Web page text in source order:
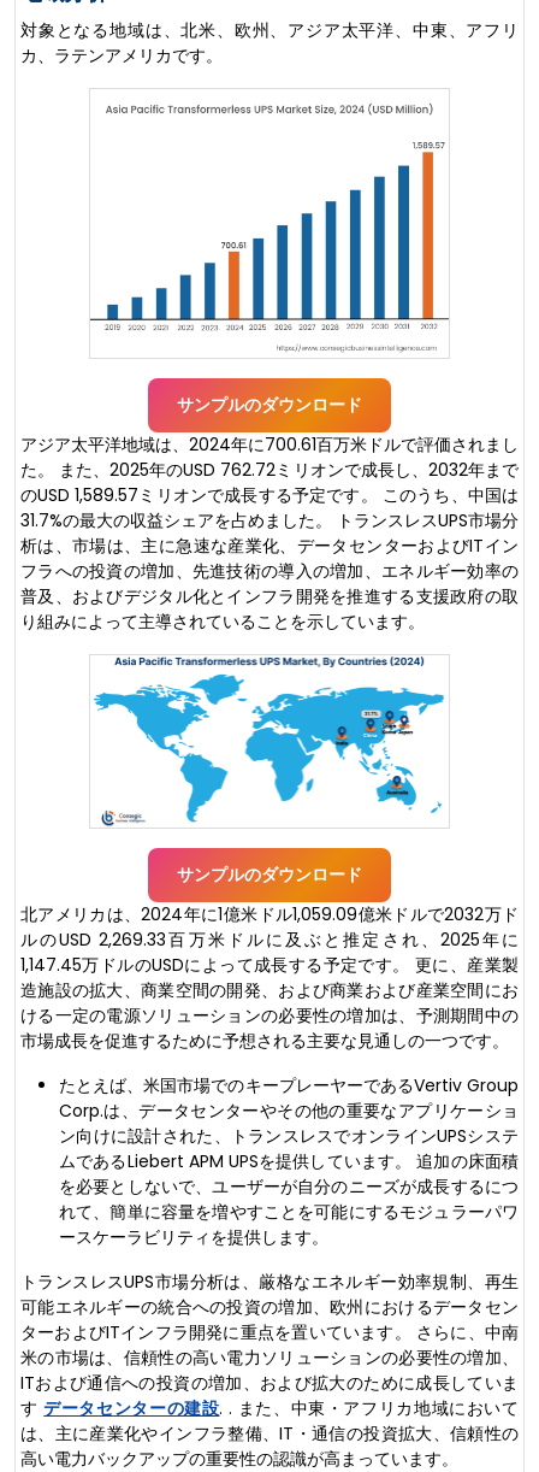
対象となる地域は、北米、欧州、アジア太平洋、中東、アフリ
カ、ラテンアメリカです。
サンプルのダウンロード
アジア太平洋地域は、2024年に700.61百万米ドルで評価されまし
た。 また、2025年のUSD 762.72ミリオンで成長し、2032年まで
のUSD 1,589.57ミリオンで成長する予定です。 このうち、中国は
31.7%の最大の収益シェアを占めました。 トランスレスUPS市場分
析は、市場は、主に急速な産業化、データセンターおよびITイン
フラへの投資の増加、先進技術の導入の増加、エネルギー効率の
普及、およびデジタル化とインフラ開発を推進する支援政府の取
り組みによって主導されていることを示しています。
サンプルのダウンロード
北アメリカは、2024年に1億米ドル1,059.09億米ドルで2032万ド
ルのUSD 2,269.33百万米ドルに及ぶと推定され、2025年に
1,147.45万ドルのUSDによって成長する予定です。 更に、産業製
造施設の拡大、商業空間の開発、および商業および産業空間にお
ける一定の電源ソリューションの必要性の増加は、予測期間中の
市場成長を促進するために予想される主要な見通しの一つです。
たとえば、米国市場でのキープレーヤーであるVertiv Group
Corp.は、データセンターやその他の重要なアプリケーショ
ン向けに設計された、トランスレスでオンラインUPSシステ
ムであるLiebert APM UPSを提供しています。 追加の床面積
を必要としないで、ユーザーが自分のニーズが成長するにつ
れて、簡単に容量を増やすことを可能にするモジュラーパワ
ースケーラビリティを提供します。
トランスレスUPS市場分析は、厳格なエネルギー効率規制、再生
可能エネルギーの統合への投資の増加、欧州におけるデータセン
ターおよびITインフラ開発に重点を置いています。 さらに、中南
米の市場は、信頼性の高い電力ソリューションの必要性の増加、
ITおよび通信への投資の増加、および拡大のために成長していま
すデータセンターの建設. . また、中東・アフリカ地域において
は、主に産業化やインフラ整備、IT・通信の投資拡大、信頼性の
高い電力バックアップの重要性の認識が高まっています。